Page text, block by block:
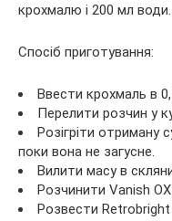
крохмалю і 200 мл води.
Спосіб приготування:
Ввести крохмаль в
Перелити розчин у
Розігріти отриману
поки вона не загусне.
Вилити масу в
Розчинити Vanish
Розвести